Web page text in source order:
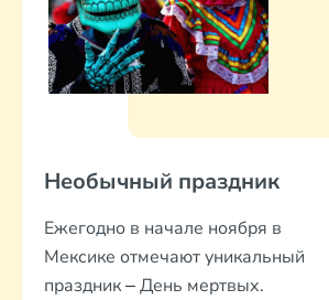
Необычный праздник
Ежегодно в начале ноября в
Мексике отмечают уникальный
праздник– День мертвых.